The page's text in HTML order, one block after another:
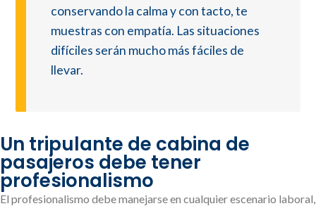
conservando la calma y con tacto, te
muestras con empatía. Las situaciones
difíciles serán mucho más fáciles de
llevar.
Un tripulante de cabina de
pasajeros debe tener
profesionalismo
El profesionalismo debe manejarse en cualquier escenario laboral,